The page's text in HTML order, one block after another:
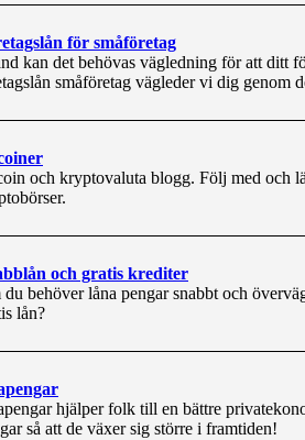
för småföretag
kan det behövas vägledning för att ditt
småföretag vägleder vi dig genom
och kryptovaluta blogg. Följ med och
och gratis krediter
du behöver låna pengar snabbt och
lån?
hjälper folk till en bättre
så att de växer sig större i framtiden!